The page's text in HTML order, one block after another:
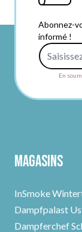
Abonnez-
informé !
En
Magasins
InSmoke
Dampfpalast
Dampferchef